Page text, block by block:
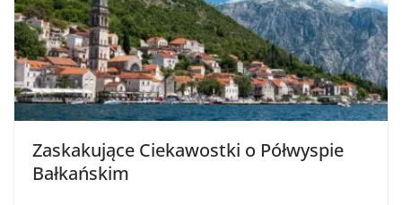
Zaskakujące Ciekawostki o Półwyspie
Bałkańskim